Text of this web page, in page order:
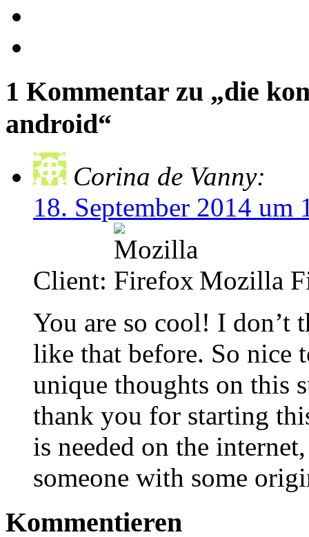
1 Kommentar zu „die
android“
Corina de Vanny:
18. September 2014 um
Client:
Mozilla
You are so cool! I don’t
like that before. So nice
unique thoughts on this
thank you for starting
is needed on the internet,
someone with some
Kommentieren